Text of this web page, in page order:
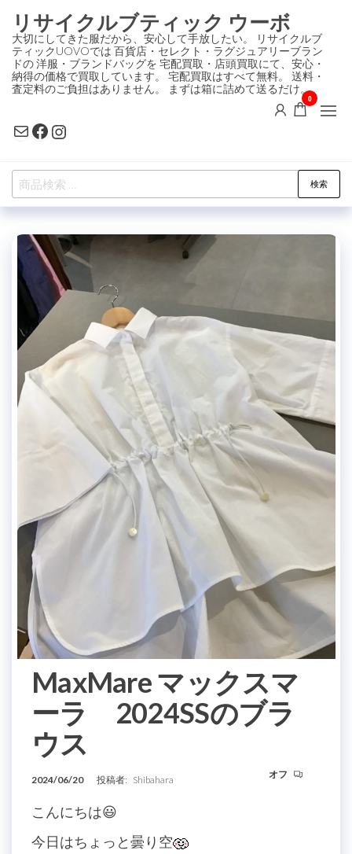
ン
テ
ン
ツ
プ
リサイクルブティック ウーボ
大切にしてきた服だから、安心して手放したい。 リサイクルブ
ティックUOVOでは 百貨店・セレクト・ラグジュアリーブラン
ドの 洋服・ブランドバッグを 宅配買取・店頭買取にて、安心・
納得の価格で買取しています。 宅配買取はすべて無料。 送料・
査定料のご負担はありません。 まずは箱に詰めて送るだけ。
MailFacebook
Instagram
0
検
索
象:
検索
MaxMare マックスマ
ーラ 2024SSのブラ
ウス
2024/06/20 投稿者: Shibahara オフ
こんにちは😃
今日はちょっと曇り空